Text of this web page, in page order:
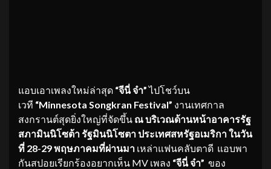
แอบเอาเพลงใหม่ล่าสุด “จีนี่ จ๋า”ไปโชว์บน
เวที “Minnesota Songkran Festival” งานเทศกาล
สงกรานต์สุดยิ่งใหญ่ที่จัดขึ้น ณ บริเวณด้านหน้าอาคารรัฐ
สภามินนิโซต้า รัฐมินนิโซตา ประเทศสหรัฐอเมริกา ในวัน
ที่ 28-29 พฤษภาคมที่ผ่านมา เหล่าแฟนคลับตาดี แอบพา
กันสปอยเรียกร้องอยากเห็น MV เพลง “จีนี่ จ๋า” ของ